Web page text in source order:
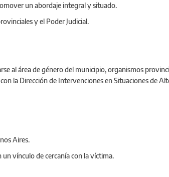
un abordaje integral y situado.
y el Poder Judicial.
al área de género del municipio, organismos
la Dirección de Intervenciones en Situaciones de
Aires.
vínculo de cercanía con la víctima.